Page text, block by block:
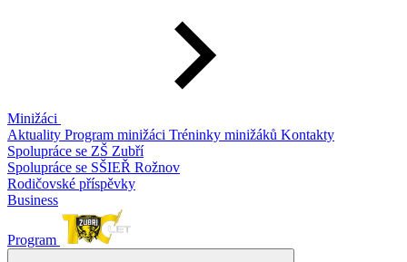
Minižáci
Aktuality Program minižáci Tréninky minižáků Kontakty
Spolupráce se ZŠ Zubří
Spolupráce se SŠIEŘ Rožnov
Rodičovské příspěvky
Business
Program